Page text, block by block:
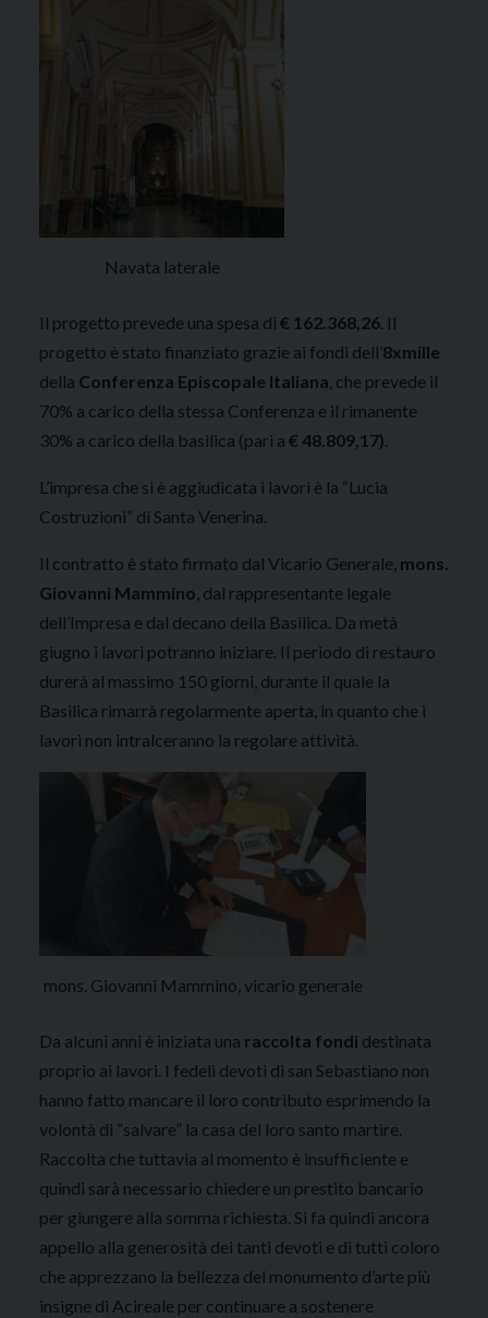
Navata laterale
Il progetto prevede una spesa di € 162.368,26. Il
progetto è stato finanziato grazie ai fondi dell’8xmille
della Conferenza Episcopale Italiana , che prevede il
70% a carico della stessa Conferenza e il rimanente
30% a carico della basilica (pari a € 48.809,17).
L’impresa che si è aggiudicata i lavori è la “Lucia
Costruzioni” di Santa Venerina.
Il contratto è stato firmato dal Vicario Generale, mons.
Giovanni Mammino , dal rappresentante legale
dell’Impresa e dal decano della Basilica. Da metà
giugno i lavori potranno iniziare. Il periodo di restauro
durerà al massimo 150 giorni, durante il quale la
Basilica rimarrà regolarmente aperta, in quanto che i
lavori non intralceranno la regolare attività.
mons. Giovanni Mammino, vicario generale
Da alcuni anni è iniziata una raccolta fondi destinata
proprio ai lavori. I fedeli devoti di san Sebastiano non
hanno fatto mancare il loro contributo esprimendo la
volontà di “salvare” la casa del loro santo martire.
Raccolta che tuttavia al momento è insufficiente e
quindi sarà necessario chiedere un prestito bancario
per giungere alla somma richiesta. Si fa quindi ancora
appello alla generosità dei tanti devoti e di tutti coloro
che apprezzano la bellezza del monumento d’arte più
insigne di Acireale per continuare a sostenere